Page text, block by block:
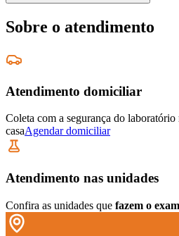
Sobre o atendimento
Atendimento domiciliar
Coleta com a segurança do
casaAgendar domiciliar
Atendimento nas unidades
Confira as unidades que fazem o